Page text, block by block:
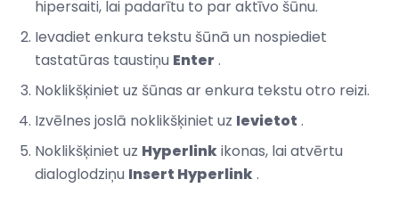
hipersaiti, lai padarītu to par aktīvo šūnu.
Ievadiet enkura tekstu šūnā un nospiediet
tastatūras taustiņu Enter .
Noklikšķiniet uz šūnas ar enkura tekstu otro reizi.
Izvēlnes joslā noklikšķiniet uz Ievietot .
Noklikšķiniet uz Hyperlinkikonas, lai atvērtu
dialoglodziņu Insert Hyperlink.